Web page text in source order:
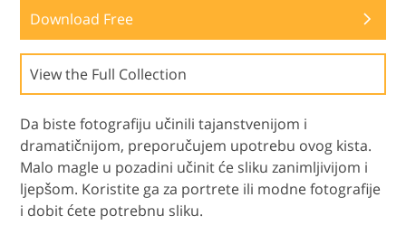
Download Free
View the Full Collection
Da biste fotografiju učinili tajanstvenijom i
dramatičnijom, preporučujem upotrebu ovog kista.
Malo magle u pozadini učinit će sliku zanimljivijom i
ljepšom. Koristite ga za portrete ili modne fotografije
i dobit ćete potrebnu sliku.